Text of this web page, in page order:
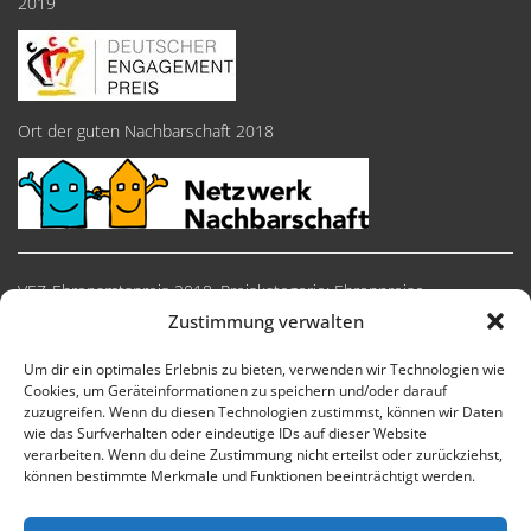
Zustimmung verwalten
Um dir ein optimales Erlebnis zu bieten, verwenden wir Technologien wie
Cookies, um Geräteinformationen zu speichern und/oder darauf
zuzugreifen. Wenn du diesen Technologien zustimmst, können wir Daten
wie das Surfverhalten oder eindeutige IDs auf dieser Website
verarbeiten. Wenn du deine Zustimmung nicht erteilst oder zurückziehst,
können bestimmte Merkmale und Funktionen beeinträchtigt werden.
Ort der guten Nachbarschaft 2018
VEZ-Ehrenamtspreis 2018, Preiskategorie: Ehrenpreise